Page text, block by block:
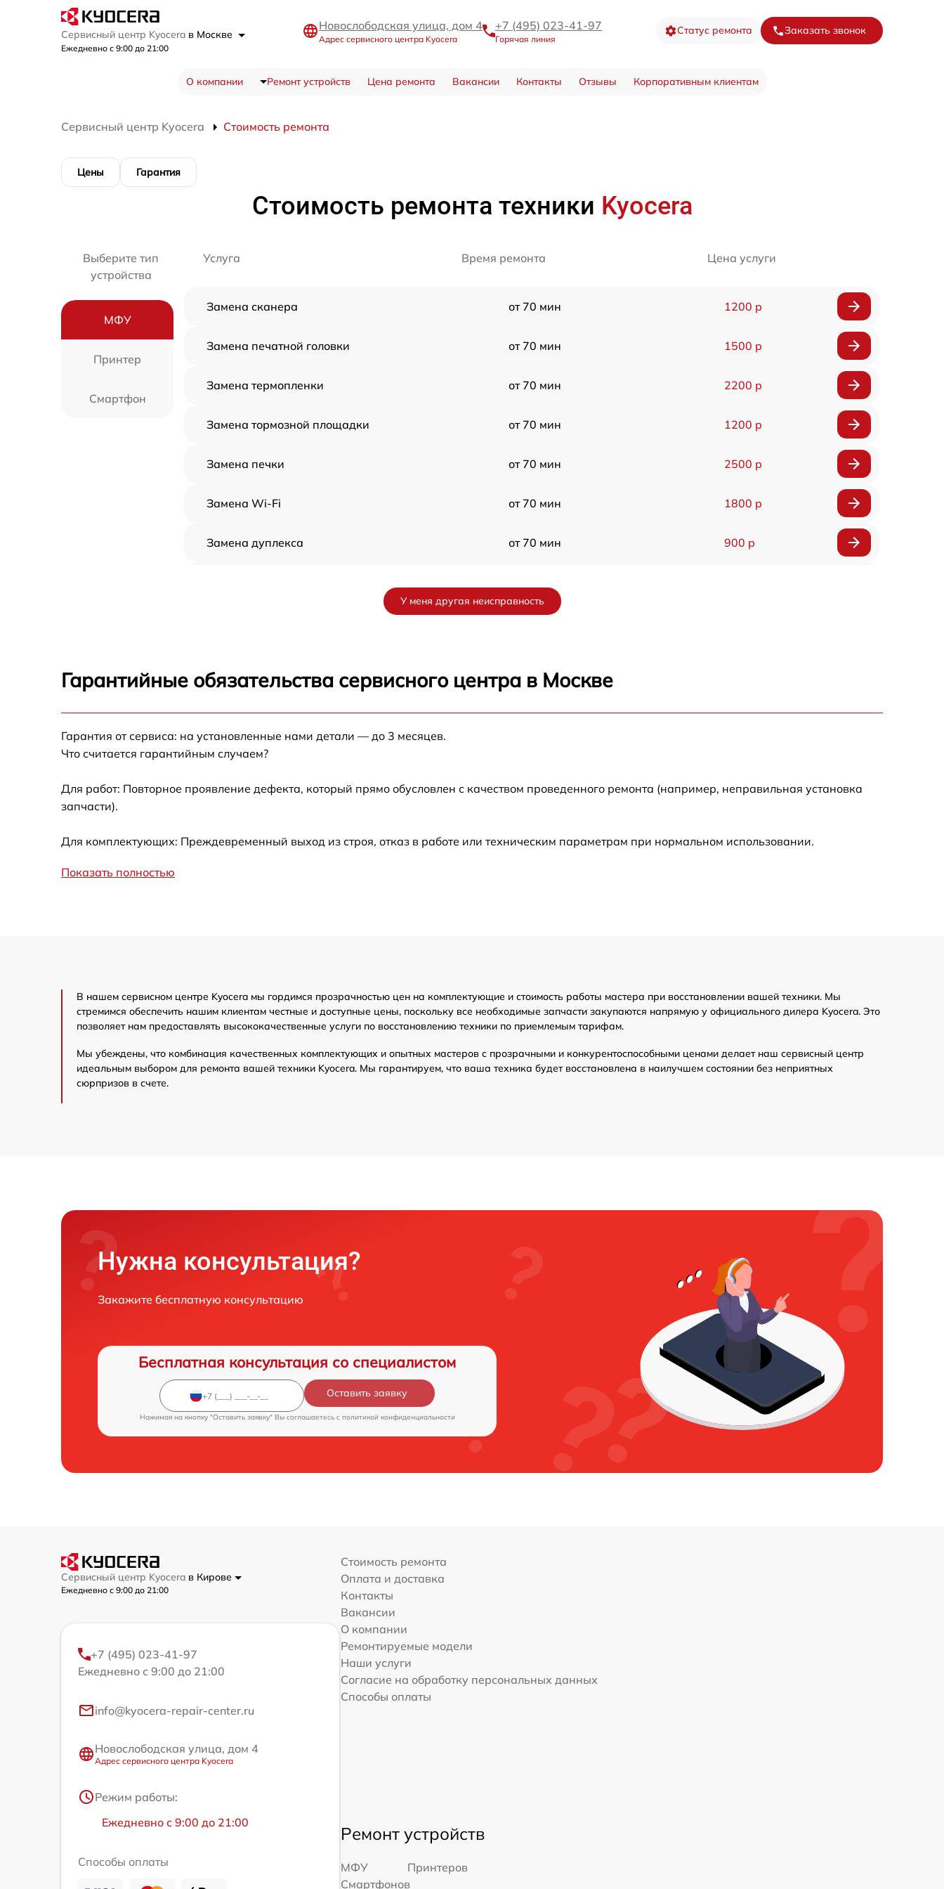
Сервисный центр Kyocera в Москве
Ежедневно с 9:00 до 21:00
Новослободская улица, дом 4
Адрес сервисного центра Kyocera
+7 (495) 023-41-97
Горячая линия
Статус ремонта Заказать звонок
О компании Ремонт устройств Цена ремонта Вакансии Контакты Отзывы Корпоративным клиентам
Сервисный центр Kyocera Стоимость ремонта
Цены Гарантия
Стоимость ремонта техники Kyocera
Выберите тип
устройства
МФУ
Принтер
Смартфон
Услуга Время ремонта Цена услуги
Замена сканера от 70 мин 1200 р
Замена печатной головки от 70 мин 1500 р
Замена термопленки от 70 мин 2200 р
Замена тормозной площадки от 70 мин 1200 р
Замена печки от 70 мин 2500 р
Замена Wi-Fi от 70 мин 1800 р
Замена дуплекса от 70 мин 900 р
Замена лазера
У меня другая неисправность
Гарантийные обязательства сервисного центра в Москве
Гарантия от сервиса: на установленные нами детали — до 3 месяцев.
Что считается гарантийным случаем?
Для работ: Повторное проявление дефекта, который прямо обусловлен с качеством проведенного ремонта (например, неправильная установка
запчасти).
Для комплектующих: Преждевременный выход из строя, отказ в работе или техническим параметрам при нормальном использовании.
Показать полностью
В нашем сервисном центре Kyocera мы гордимся прозрачностью цен на комплектующие и стоимость работы мастера при восстановлении вашей техники. Мы
стремимся обеспечить нашим клиентам честные и доступные цены, поскольку все необходимые запчасти закупаются напрямую у официального дилера Kyocera. Это
позволяет нам предоставлять высококачественные услуги по восстановлению техники по приемлемым тарифам.
Мы убеждены, что комбинация качественных комплектующих и опытных мастеров с прозрачными и конкурентоспособными ценами делает наш сервисный центр
идеальным выбором для ремонта вашей техники Kyocera. Мы гарантируем, что ваша техника будет восстановлена в наилучшем состоянии без неприятных
сюрпризов в счете.
Нужна консультация?
Закажите бесплатную консультацию
Бесплатная консультация со специалистом
Оставить заявку
Нажимая на кнопку "Оставить заявку" Вы соглашаетесь c политикой конфиденциальности
Сервисный центр Kyocera в Кирове
Ежедневно с 9:00 до 21:00
+7 (495) 023-41-97
Ежедневно с 9:00 до 21:00
info@kyocera-repair-center.ru
Новослободская улица, дом 4
Адрес сервисного центра Kyocera
Режим работы:
Ежедневно с 9:00 до 21:00
Способы оплаты
Стоимость ремонта
Оплата и доставка
Контакты
Вакансии
О компании
Ремонтируемые модели
Наши услуги
Согласие на обработку персональных данных
Способы оплаты
Ремонт устройств
МФУ
Принтеров
Смартфонов